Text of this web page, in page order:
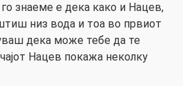
знаеме е дека како и Нацев,
низ вода и тоа во првиот
дека може тебе да те
Нацев покажа неколку